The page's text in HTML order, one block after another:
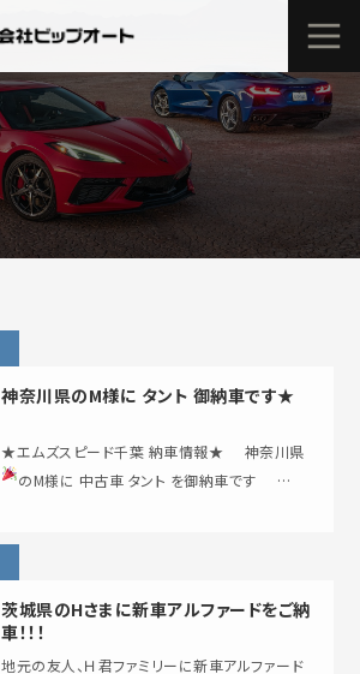
神奈川県のM様に タント 御納車です★
★エムズスピード千葉 納車情報★ 神奈川県
のM様に 中古車 タント を御納車です
…
茨城県のHさまに新車アルファードをご納
車！！！
地元の友人、Ｈ君ファミリーに新車アルファード